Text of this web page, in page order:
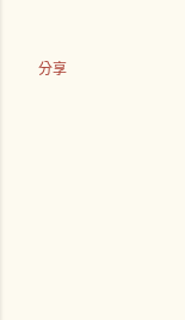
分享